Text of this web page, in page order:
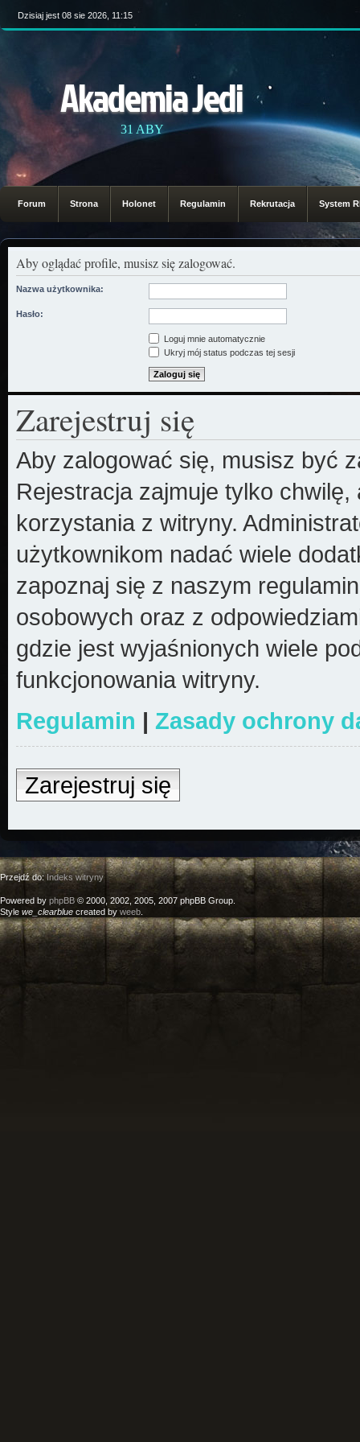
Dzisiaj jest 08 sie 2026, 11:15
Akademia Jedi
31 ABY
Forum Strona Holonet Regulamin Rekrutacja System
Aby oglądać profile, musisz się zalogować.
Nazwa użytkownika:
Hasło:
Loguj mnie automatycznie
Ukryj mój status podczas tej sesji
Zarejestruj się
Aby zalogować się, musisz być
Rejestracja zajmuje tylko
korzystania z witryny.
użytkownikom nadać wiele
zapoznaj się z naszym
osobowych oraz z
gdzie jest wyjaśnionych wiele
funkcjonowania witryny.
Regulamin | Zasady ochrony
Zarejestruj się
Przejdź do:Indeks witryny
Powered by phpBB © 2000, 2002, 2005, 2007 phpBB Group.
Style we_clearblue created by weeb